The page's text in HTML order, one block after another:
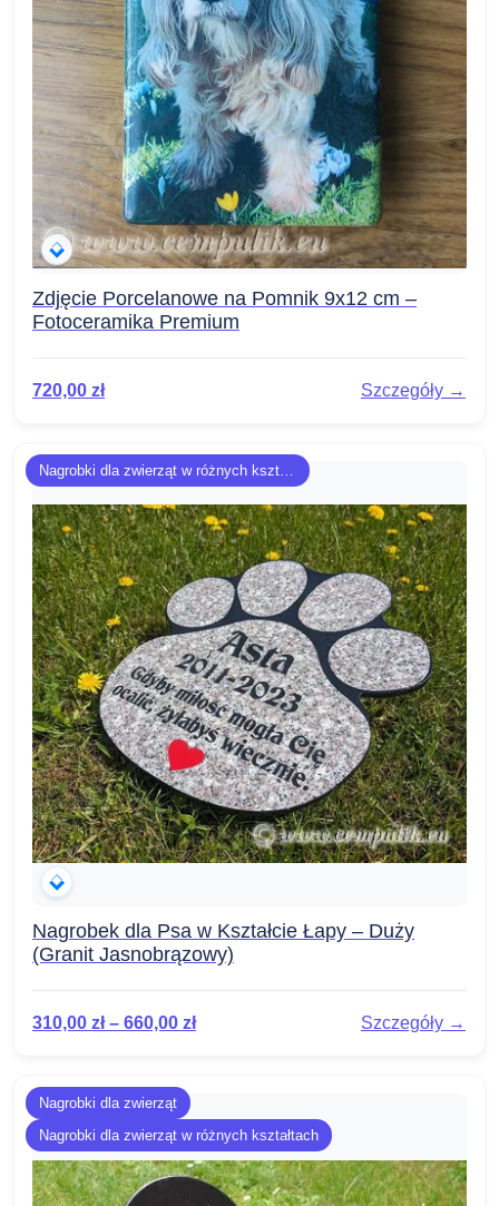
Zdjęcie Porcelanowe na Pomnik 9x12 cm –
Fotoceramika Premium
720,00 zł Szczegóły →
Nagrobki dla zwierząt w różnych kształtach
Nagrobek dla Psa w Kształcie Łapy – Duży
(Granit Jasnobrązowy)
310,00 zł – 660,00 zł Szczegóły →
Nagrobki dla zwierząt
Nagrobki dla zwierząt w różnych kształtach